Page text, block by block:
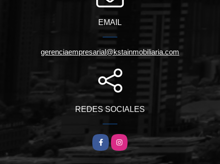
EMAIL
gerenciaempresarial@kstainmobiliaria.com
REDES SOCIALES
FacebookInstagram